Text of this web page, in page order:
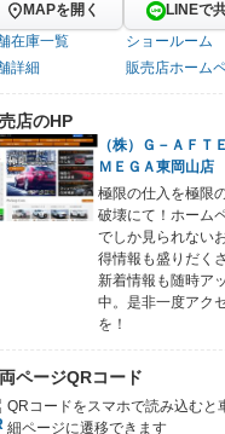
MAPを開く
LINEで
在庫一覧
ショールーム
詳細
販売店ホーム
店のHP
（株）Ｇ－ＡＦＴ
ＭＥＧＡ東岡山店
極限の仕入を極限
破壊にて！ホーム
でしか見られない
得情報も盛りだくさ
新着情報も随時ア
中。是非一度アク
を！
ページQRコード
QRコードをスマホで読み込むと
細ページに遷移できます